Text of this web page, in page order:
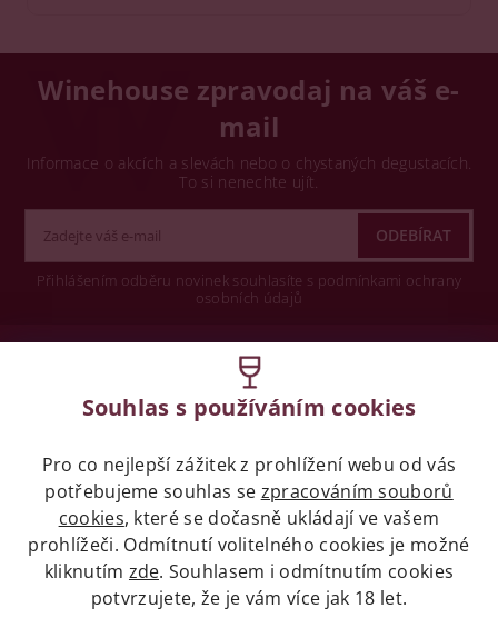
Winehouse zpravodaj na váš e-
mail
Informace o akcích a slevách nebo o chystaných degustacích.
To si nenechte ujít.
Přihlášením odběru novinek souhlasíte s podmínkami ochrany
osobních údajů
Legislativa
Zákaz prodeje alkoholických nápojů osobám
mladších 18 let.
Naše služby
Souhlas s používáním cookies
Pro co nejlepší zážitek z prohlížení webu od vás
potřebujeme souhlas se zpracováním souborů
cookies, které se dočasně ukládají ve vašem
prohlížeči. Odmítnutí volitelného cookies je možné
kliknutím zde. Souhlasem i odmítnutím cookies
potvrzujete, že je vám více jak 18 let.